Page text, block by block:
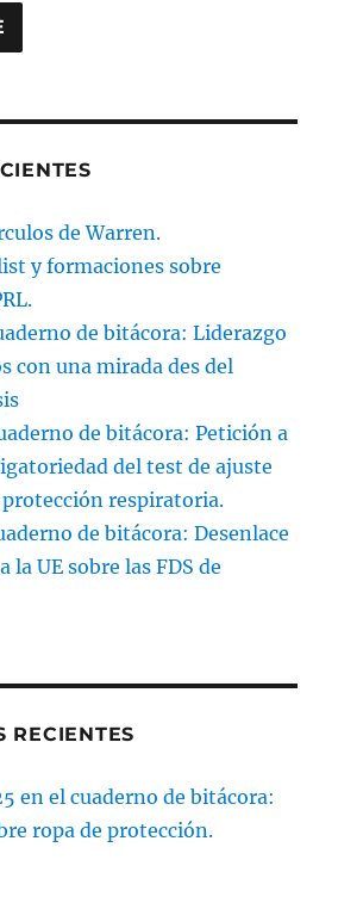
de Warren.
y formaciones sobre
de bitácora: Liderazgo
con una mirada des del
de bitácora: Petición a
del test de ajuste
respiratoria.
de bitácora: Desenlace
la UE sobre las FDS de
RECIENTES
en el cuaderno de bitácora:
ropa de protección.